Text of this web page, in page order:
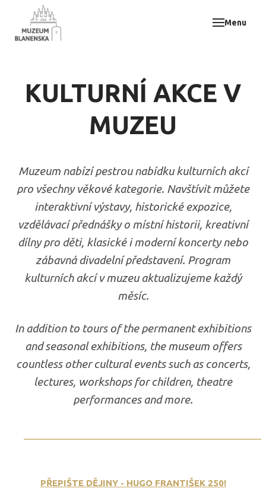
Menu
KULTURNÍ AKCE V
MUZEU
Muzeum nabízí pestrou nabídku kulturních akcí
pro všechny věkové kategorie. Navštívit můžete
interaktivní výstavy, historické expozice,
vzdělávací přednášky o místní historii, kreativní
dílny pro děti, klasické i moderní koncerty nebo
zábavná divadelní představení. Program
kulturních akcí v muzeu aktualizujeme každý
měsíc.
In addition to tours of the permanent exhibitions
and seasonal exhibitions, the museum offers
countless other cultural events such as concerts,
lectures, workshops for children, theatre
performances and more.
PŘEPIŠTE DĚJINY - HUGO FRANTIŠEK 250!